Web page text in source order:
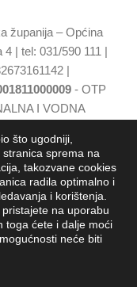
županija – Općina
| tel: 031/590 111 |
|
- OTP
I VODNA
RH
što ugodniji,
sprema na
takozvane cookies
radila optimalno i
i korištenja.
na uporabu
toga ćete i dalje moći
neće biti